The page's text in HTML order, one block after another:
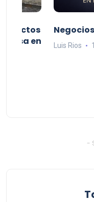
casa en
Luis Rios
-